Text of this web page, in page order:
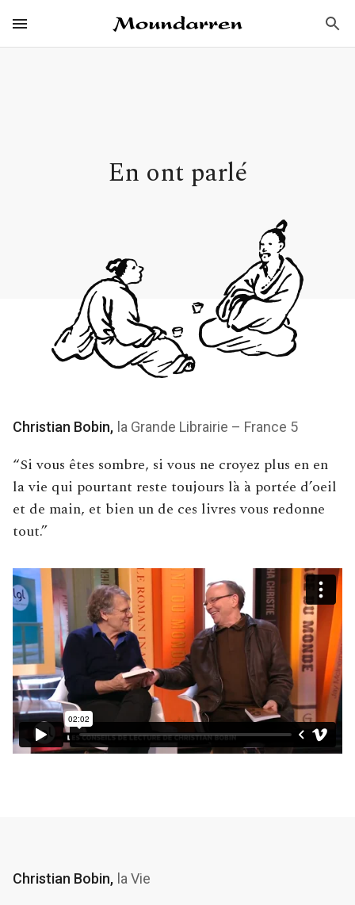
au
contenu
Principal
Éditions Moundarren
Ouvrir /
En ont parlé
“Si vous êtes sombre, si vous ne croyez plus en en
la vie qui pourtant reste toujours là à portée d’oeil
et de main, et bien un de ces livres vous redonne
tout.”
Christian Bobin, la Grande Librairie – France 5
Christian Bobin, la Vie